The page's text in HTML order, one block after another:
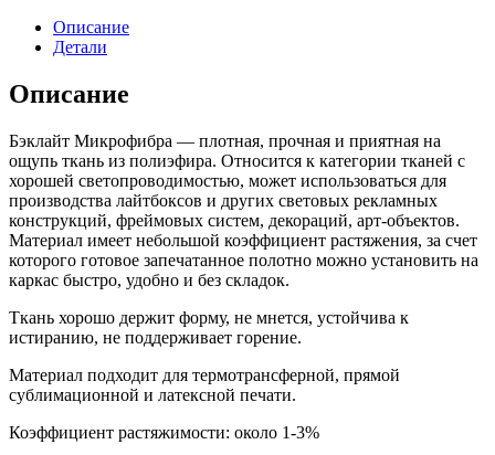
Описание
Детали
Описание
Бэклайт Микрофибра — плотная, прочная и приятная на
ощупь ткань из полиэфира. Относится к категории тканей с
хорошей светопроводимостью, может использоваться для
производства лайтбоксов и других световых рекламных
конструкций, фреймовых систем, декораций, арт-объектов.
Материал имеет небольшой коэффициент растяжения, за счет
которого готовое запечатанное полотно можно установить на
каркас быстро, удобно и без складок.
Ткань хорошо держит форму, не мнется, устойчива к
истиранию, не поддерживает горение.
Материал подходит для термотрансферной, прямой
сублимационной и латексной печати.
Коэффициент растяжимости: около 1-3%